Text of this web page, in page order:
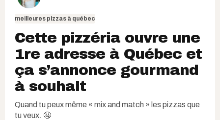
meilleures pizzas à québec
Cette pizzéria ouvre une
1re adresse à Québec et
ça s’annonce gourmand
à souhait
Quand tu peux même « mix and match » les pizzas que
tu veux. 🤤